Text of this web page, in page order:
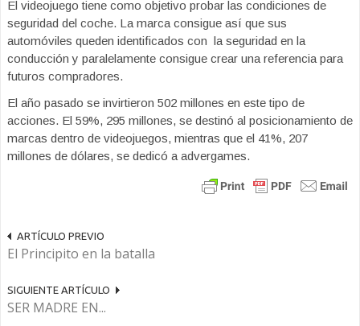
El videojuego tiene como objetivo probar las condiciones de
seguridad del coche. La marca consigue así que sus
automóviles queden identificados con la seguridad en la
conducción y paralelamente consigue crear una referencia para
futuros compradores.
El año pasado se invirtieron 502 millones en este tipo de
acciones. El 59%, 295 millones, se destinó al posicionamiento de
marcas dentro de videojuegos, mientras que el 41%, 207
millones de dólares, se dedicó a advergames.
ARTÍCULO PREVIO
El Principito en la batalla
SIGUIENTE ARTÍCULO
SER MADRE EN...